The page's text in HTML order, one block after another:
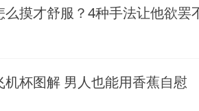
么摸才舒服？4种手法让他欲罢
机杯图解 男人也能用香蕉自慰